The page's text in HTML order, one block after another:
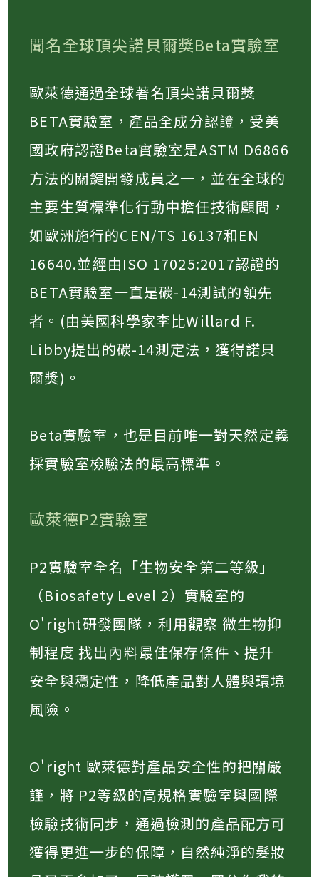
聞名全球頂尖諾貝爾獎Beta實驗室
歐萊德通過全球著名頂尖諾貝爾獎
BETA實驗室，產品全成分認證，受美
國政府認證Beta實驗室是ASTM D6866
方法的關鍵開發成員之一，並在全球的
主要生質標準化行動中擔任技術顧問，
如歐洲施行的CEN/TS 16137和EN
16640.並經由ISO 17025:2017認證的
BETA實驗室一直是碳-14測試的領先
者。(由美國科學家李比Willard F.
Libby提出的碳-14測定法，獲得諾貝
爾獎)。​
Beta實驗室，也是目前唯一對天然定義
採實驗室檢驗法的最高標準。​
歐萊德P2實驗室
P2實驗室全名「生物安全第二等級」
（Biosafety Level 2）實驗室的
O'right研發團隊，利用觀察 微生物抑
制程度 找出內料最佳保存條件、提升
安全與穩定性，降低產品對人體與環境
風險​。
O'right 歐萊德對產品安全性的把關嚴
謹，將 P2等級的高規格實驗室與國際
檢驗技術同步，通過檢測的產品配方可
獲得更進一步的保障，自然純淨的髮妝